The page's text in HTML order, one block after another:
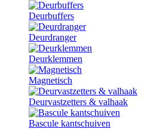
Deurbuffers
Deurdranger
Deurklemmen
Magnetisch
Deurvastzetters & valhaak
Bascule kantschuiven